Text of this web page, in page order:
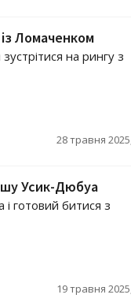
Ломаченком
на рингу з
28 травня
Усик-Дюбуа
готовий битися з
19 травня